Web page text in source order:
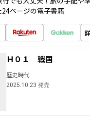
ページの電子書籍
Ｈ０１ 戦国
歴史時代
2025.10.23 発売